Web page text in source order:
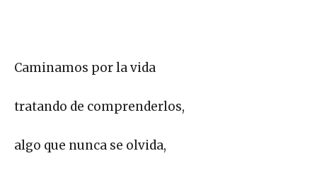
Caminamos por la vida
tratando de comprenderlos,
algo que nunca se olvida,